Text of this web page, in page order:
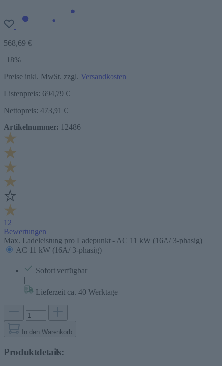
568,69 €
-18%
Preise inkl. MwSt. zzgl. Versandkosten
Listenpreis: 694,79 €
Nettopreis: 473,91 €
Artikelnummer: 12486
12
Bewertungen
Max. Ladeleistung pro Ladepunkt - AC 11 kW (16A/ 3-phasig)
AC 11 kW (16A/ 3-phasig)
Sofort verfügbar
|
Lieferzeit ca. 40 Werktage
In den Warenkorb
Produktdetails: